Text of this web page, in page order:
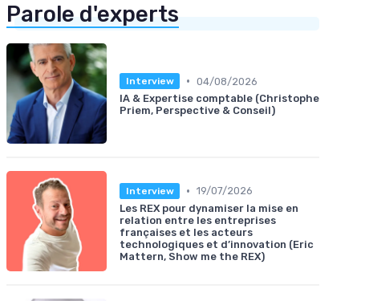
Parole d'experts
Interview • 04/08/2026
IA & Expertise comptable (Christophe
Priem, Perspective & Conseil)
Interview • 19/07/2026
Les REX pour dynamiser la mise en
relation entre les entreprises
françaises et les acteurs
technologiques et d’innovation (Eric
Mattern, Show me the REX)